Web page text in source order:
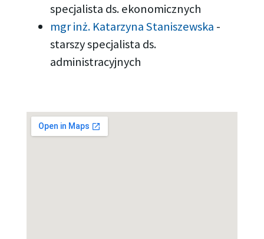
specjalista ds. ekonomicznych
mgr inż. Katarzyna Staniszewska -
starszy specjalista ds.
administracyjnych